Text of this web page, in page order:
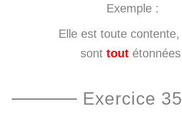
Exemple :
Elle est toute contente,
sont tout
Exercice 35